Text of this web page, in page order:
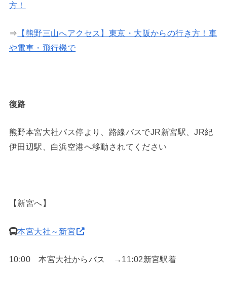
方！
⇒ 【熊野三山へアクセス】東京・大阪からの行き方！車
や電車・飛行機で
復路
熊野本宮大社バス停より、路線バスでJR新宮駅、JR紀
伊田辺駅、白浜空港へ移動されてください
【新宮へ】
本宮大社～新宮
10:00 本宮大社からバス →11:02新宮駅着